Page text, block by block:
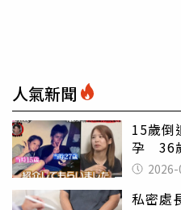
人氣新聞
15歲倒
孕 36
私密處